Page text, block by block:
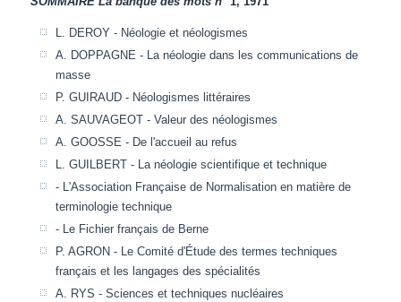
L. DEROY - Néologie et néologismes
A. DOPPAGNE - La néologie dans les communications de
masse
P. GUIRAUD - Néologismes littéraires
A. SAUVAGEOT - Valeur des néologismes
A. GOOSSE - De l'accueil au refus
L. GUILBERT - La néologie scientifique et technique
- L'Association Française de Normalisation en matière de
terminologie technique
- Le Fichier français de Berne
P. AGRON - Le Comité d'Étude des termes techniques
français et les langages des spécialités
A. RYS - Sciences et techniques nucléaires